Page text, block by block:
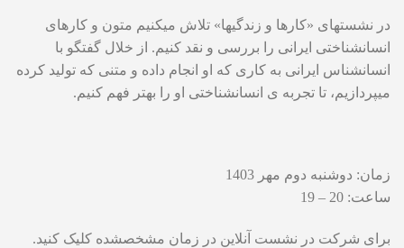
در نشستهای «کارها و زندگیها» تلاش میکنیم متون و کارهای
انسانشناختی ایرانی را بررسی و نقد کنیم. از خلال گفتگو با
انسانشناس ایرانی به کاری که او انجام داده و متنی که تولید کرده
میپردازیم، تا تجربه ی انسانشناختی او را بهتر فهم کنیم.
زمان: دوشنبه دوم مهر 1403
ساعت: 20 – 19
برای شرکت در نشست آنلاین در زمان مشخصشده کلیک کنید.